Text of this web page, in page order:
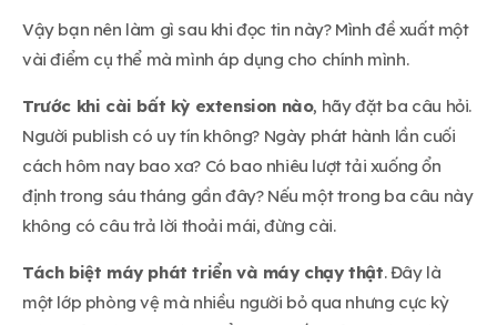
Vậy bạn nên làm gì sau khi đọc tin này? Mình đề xuất một
vài điểm cụ thể mà mình áp dụng cho chính mình.
Trước khi cài bất kỳ extension nào, hãy đặt ba câu hỏi.
Người publish có uy tín không? Ngày phát hành lần cuối
cách hôm nay bao xa? Có bao nhiêu lượt tải xuống ổn
định trong sáu tháng gần đây? Nếu một trong ba câu này
không có câu trả lời thoải mái, đừng cài.
Tách biệt máy phát triển và máy chạy thật. Đây là
một lớp phòng vệ mà nhiều người bỏ qua nhưng cực kỳ